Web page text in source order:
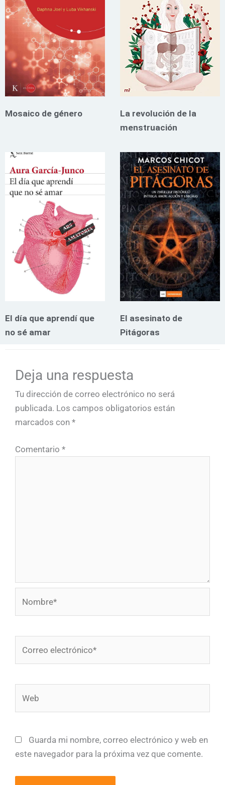
Mosaico de género
La revolución de la
menstruación
El día que aprendí que
no sé amar
El asesinato de
Pitágoras
Deja una respuesta
Tu dirección de correo electrónico no será
publicada. Los campos obligatorios están
marcados con *
Comentario *
Guarda mi nombre, correo electrónico y web en
este navegador para la próxima vez que comente.